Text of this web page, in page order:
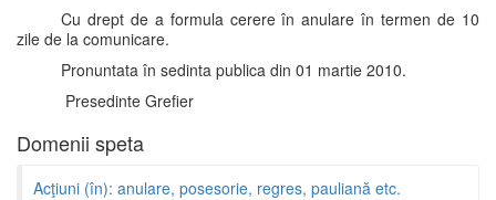
Cu drept de a formula cerere în anulare în termen de 10
zile de la comunicare.
Pronuntata în sedinta publica din 01 martie 2010.
Presedinte Grefier
Domenii speta
Acţiuni (în): anulare, posesorie, regres, pauliană etc.